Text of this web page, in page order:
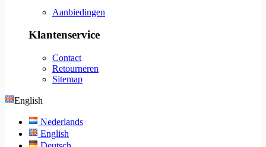
Aanbiedingen
Klantenservice
Contact
Retourneren
Sitemap
English
Nederlands
English